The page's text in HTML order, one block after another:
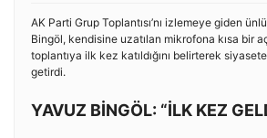
AK Parti Grup Toplantısı’nı izlemeye giden
Bingöl, kendisine uzatılan mikrofona kısa bir
toplantıya ilk kez katıldığını belirterek
getirdi.
YAVUZ BİNGÖL: “İLK KEZ